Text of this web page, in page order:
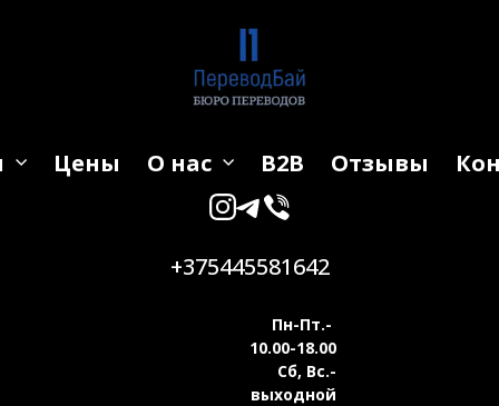
Цены О нас B2B Отзывы
+375445581642
Пн-Пт.-
10.00-18.00
Сб, Вс.-
выходной